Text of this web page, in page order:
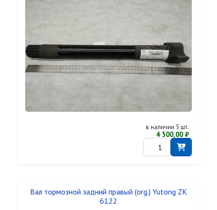
в наличии 5 шт.
4 500,00 ₽
Вал тормозной задний правый (org.) Yutong ZK
6122